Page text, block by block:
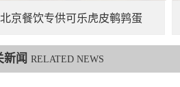
北京餐饮专供可乐虎皮鹌鹑蛋
新闻 RELATED NEWS